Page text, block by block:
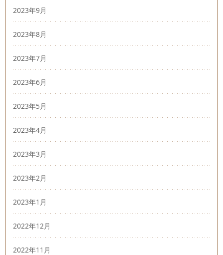
2023年9月
2023年8月
2023年7月
2023年6月
2023年5月
2023年4月
2023年3月
2023年2月
2023年1月
2022年12月
2022年11月